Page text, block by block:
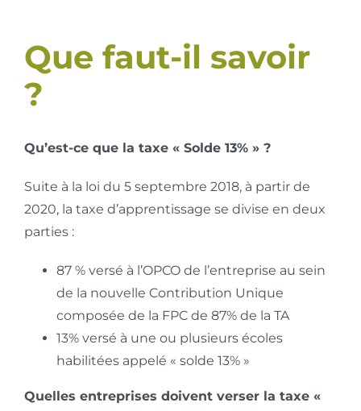
Que faut-il savoir
?
Qu’est-ce que la taxe « Solde 13% » ?
Suite à la loi du 5 septembre 2018, à partir de
2020, la taxe d’apprentissage se divise en deux
parties :
87 % versé à l’OPCO de l’entreprise au sein
de la nouvelle Contribution Unique
composée de la FPC de 87% de la TA
13% versé à une ou plusieurs écoles
habilitées appelé « solde 13% »
Quelles entreprises doivent verser la taxe «